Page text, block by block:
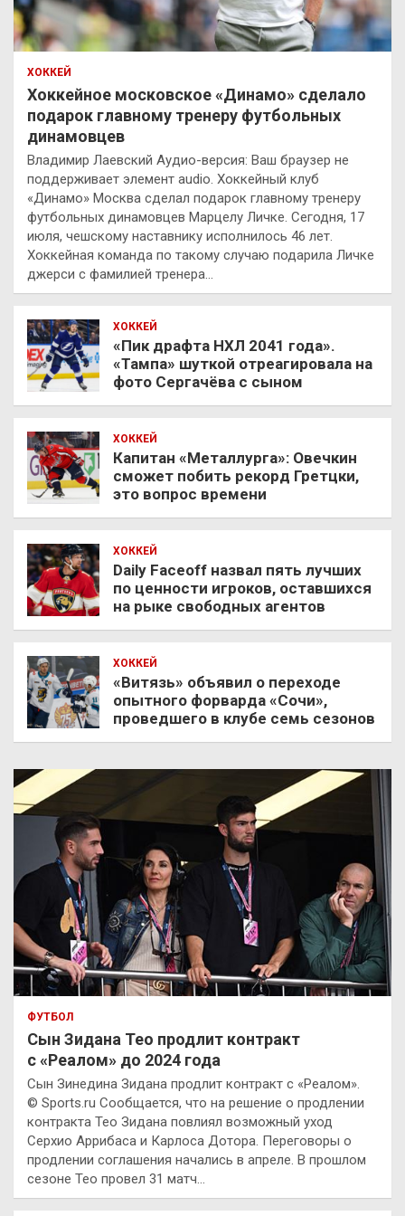
ХОККЕЙ
Хоккейное московское «Динамо» сделало
подарок главному тренеру футбольных
динамовцев
Владимир Лаевский Аудио-версия: Ваш браузер не
поддерживает элемент audio. Хоккейный клуб
«Динамо» Москва сделал подарок главному тренеру
футбольных динамовцев Марцелу Личке. Сегодня, 17
июля, чешскому наставнику исполнилось 46 лет.
Хоккейная команда по такому случаю подарила Личке
джерси с фамилией тренера…
ХОККЕЙ
«Пик драфта НХЛ 2041 года».
«Тампа» шуткой отреагировала на
фото Сергачёва с сыном
ХОККЕЙ
Капитан «Металлурга»: Овечкин
сможет побить рекорд Гретцки,
это вопрос времени
ХОККЕЙ
Daily Faceoff назвал пять лучших
по ценности игроков, оставшихся
на рыке свободных агентов
ХОККЕЙ
«Витязь» объявил о переходе
опытного форварда «Сочи»,
проведшего в клубе семь сезонов
ФУТБОЛ
Сын Зидана Тео продлит контракт
с «Реалом» до 2024 года
Сын Зинедина Зидана продлит контракт с «Реалом».
© Sports.ru Сообщается, что на решение о продлении
контракта Тео Зидана повлиял возможный уход
Серхио Аррибаса и Карлоса Дотора. Переговоры о
продлении соглашения начались в апреле. В прошлом
сезоне Тео провел 31 матч…